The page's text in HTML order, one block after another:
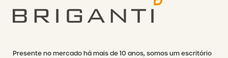
Presente no mercado há mais de 10 anos, somos um escritório